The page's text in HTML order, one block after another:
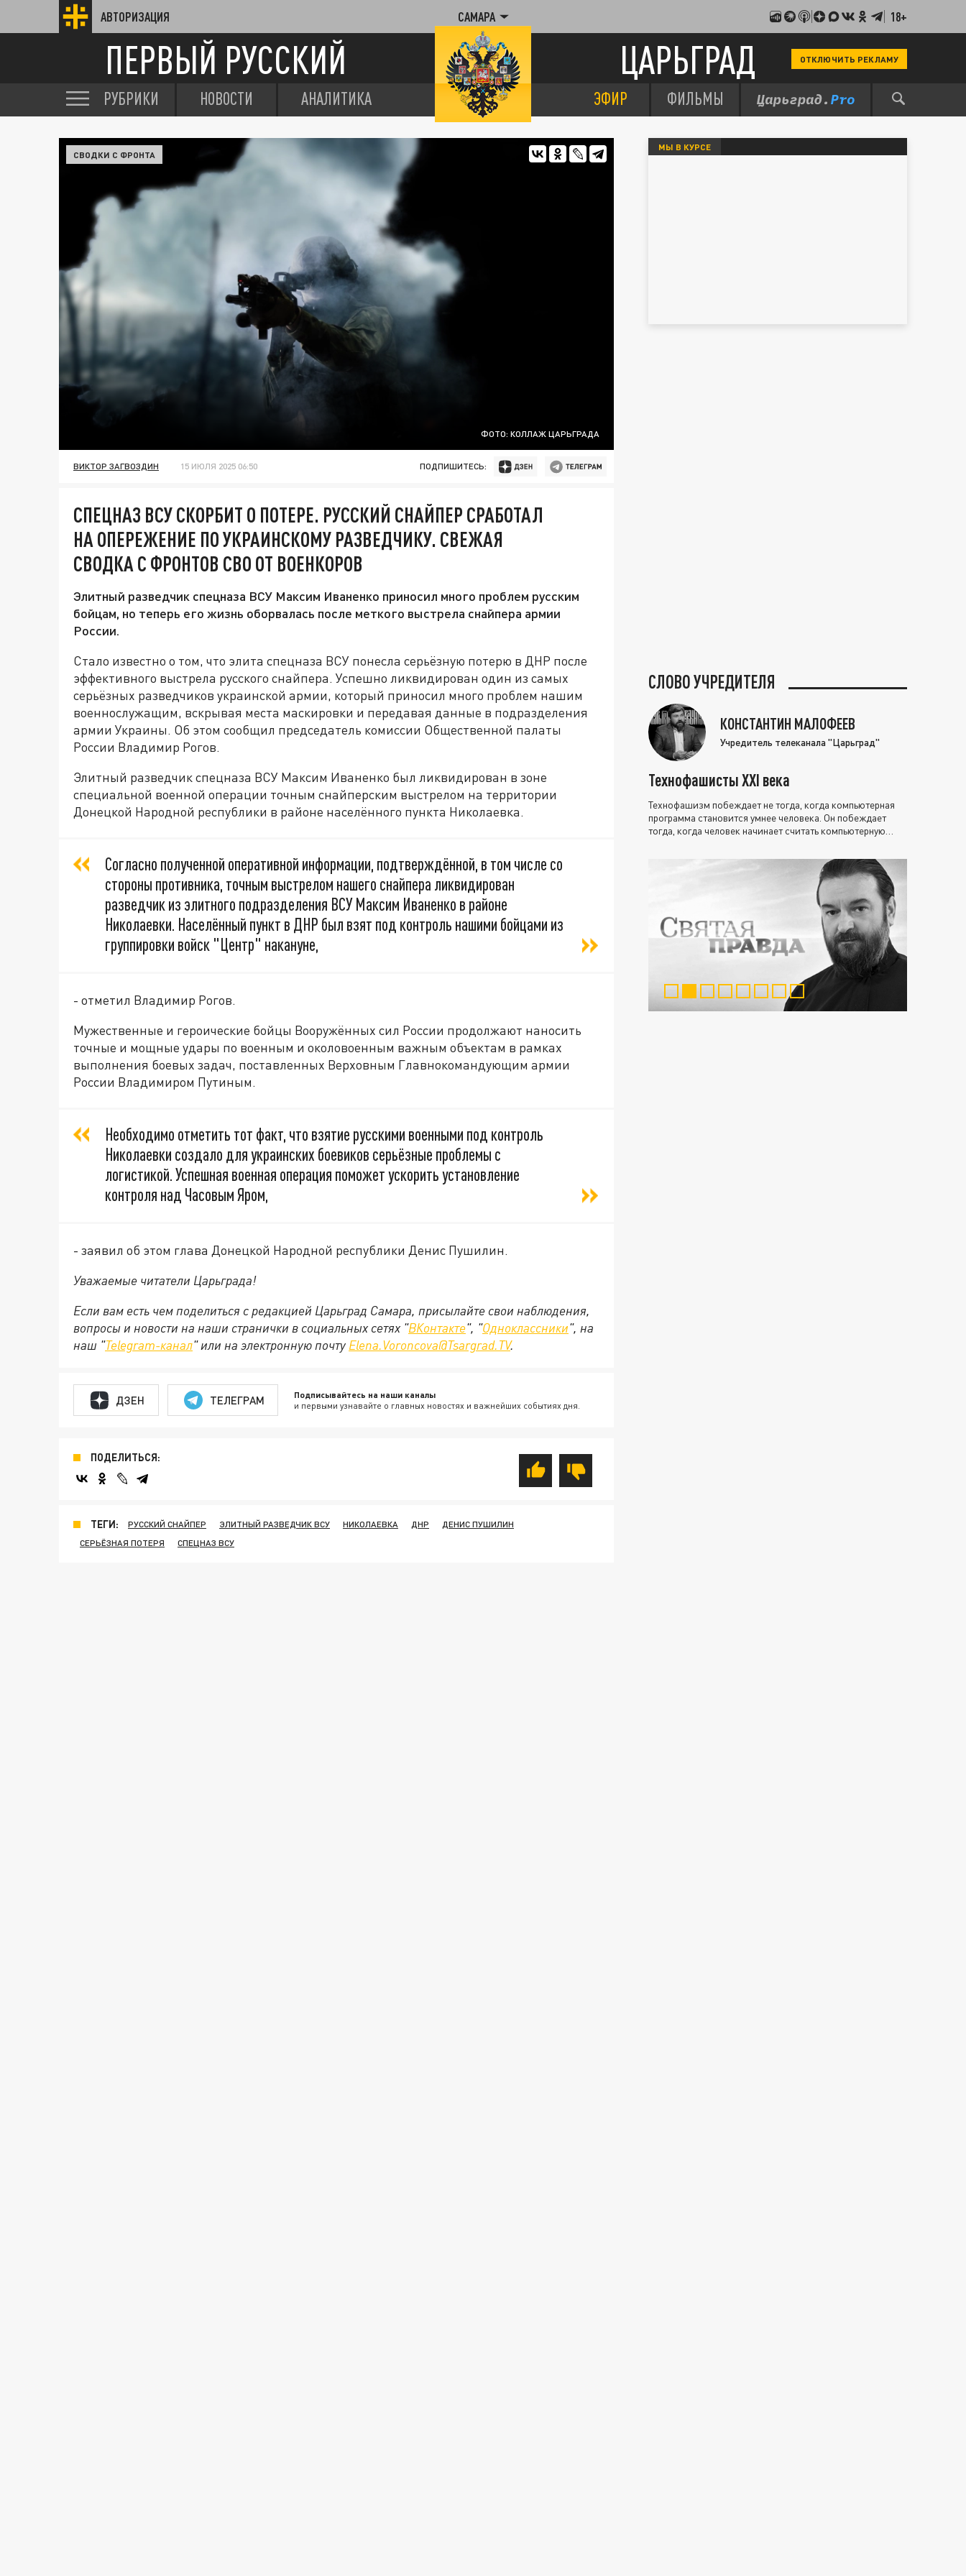
АВТОРИЗАЦИЯ САМАРА 18+
ПЕРВЫЙ РУССКИЙ ЦАРЬГРАД ОТКЛЮЧИТЬ РЕКЛАМУ
РУБРИКИ НОВОСТИ АНАЛИТИКА ЭФИР ФИЛЬМЫ
ФОТО: КОЛЛАЖ ЦАРЬГРАДА
СВОДКИ С ФРОНТА
ВИКТОР ЗАГВОЗДИН 15 ИЮЛЯ 2025 06:50 ПОДПИШИТЕСЬ:
СПЕЦНАЗ ВСУ СКОРБИТ О ПОТЕРЕ. РУССКИЙ СНАЙПЕР СРАБОТАЛ
НА ОПЕРЕЖЕНИЕ ПО УКРАИНСКОМУ РАЗВЕДЧИКУ. СВЕЖАЯ
СВОДКА С ФРОНТОВ СВО ОТ ВОЕНКОРОВ
Элитный разведчик спецназа ВСУ Максим Иваненко приносил много проблем русским
бойцам, но теперь его жизнь оборвалась после меткого выстрела снайпера армии
России.
Стало известно о том, что элита спецназа ВСУ понесла серьёзную потерю в ДНР после
эффективного выстрела русского снайпера. Успешно ликвидирован один из самых
серьёзных разведчиков украинской армии, который приносил много проблем нашим
военнослужащим, вскрывая места маскировки и передавая данные в подразделения
армии Украины. Об этом сообщил председатель комиссии Общественной палаты
России Владимир Рогов.
Элитный разведчик спецназа ВСУ Максим Иваненко был ликвидирован в зоне
специальной военной операции точным снайперским выстрелом на территории
Донецкой Народной республики в районе населённого пункта Николаевка.
Согласно полученной оперативной информации, подтверждённой, в том числе со
стороны противника, точным выстрелом нашего снайпера ликвидирован
разведчик из элитного подразделения ВСУ Максим Иваненко в районе
Николаевки. Населённый пункт в ДНР был взят под контроль нашими бойцами из
группировки войск "Центр" накануне,
- отметил Владимир Рогов.
Мужественные и героические бойцы Вооружённых сил России продолжают наносить
точные и мощные удары по военным и околовоенным важным объектам в рамках
выполнения боевых задач, поставленных Верховным Главнокомандующим армии
России Владимиром Путиным.
Необходимо отметить тот факт, что взятие русскими военными под контроль
Николаевки создало для украинских боевиков серьёзные проблемы с
логистикой. Успешная военная операция поможет ускорить установление
контроля над Часовым Яром,
- заявил об этом глава Донецкой Народной республики Денис Пушилин.
Уважаемые читатели Царьграда!
Если вам есть чем поделиться с редакцией Царьград Самара, присылайте свои наблюдения,
вопросы и новости на наши странички в социальных сетях "ВКонтакте", "Одноклассники", на
наш "Telegram-канал" или на электронную почту Elena.Voroncova@Tsargrad.TV.
ДЗЕН ТЕЛЕГРАМ Подписывайтесь на наши каналы
и первыми узнавайте о главных новостях и важнейших событиях дня.
ПОДЕЛИТЬСЯ:
ТЕГИ: РУССКИЙ СНАЙПЕР ЭЛИТНЫЙ РАЗВЕДЧИК ВСУ НИКОЛАЕВКА ДНР
ДЕНИС ПУШИЛИН
СЕРЬЁЗНАЯ ПОТЕРЯ
СПЕЦНАЗ ВСУ
МЫ В КУРСЕ
СЛОВО УЧРЕДИТЕЛЯ
КОНСТАНТИН МАЛОФЕЕВ
Учредитель телеканала "Царьград"
Технофашисты XXI века
Технофашизм побеждает не тогда, когда компьютерная
программа становится умнее человека. Он побеждает
тогда, когда человек начинает считать компьютерную